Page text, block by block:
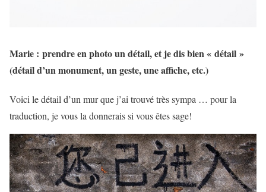
Marie : prendre en photo un détail, et je dis bien « détail »
(détail d’un monument, un geste, une affiche, etc.)
Voici le détail d’un mur que j’ai trouvé très sympa … pour la
traduction, je vous la donnerais si vous êtes sage!